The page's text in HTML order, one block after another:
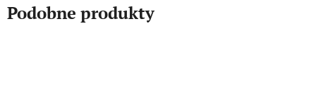
Podobne produkty